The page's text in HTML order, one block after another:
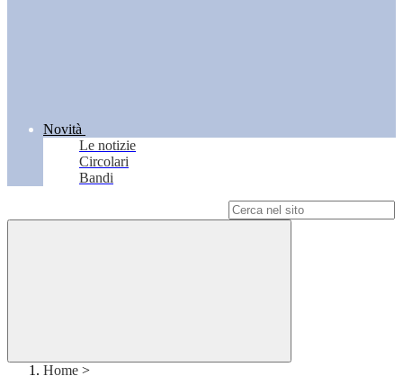
Novità
Le notizie
Circolari
Bandi
Home >